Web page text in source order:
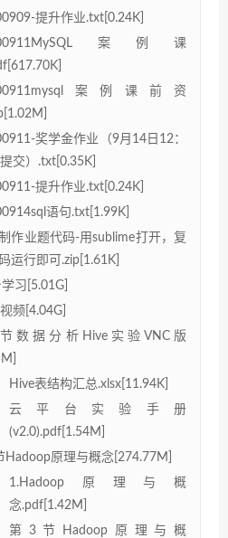
提升作业.txt[0.24K]
案例课
案例课前资
奖学金作业（9月14日12：
交）.txt[0.35K]
提升作业.txt[0.24K]
语句.txt[1.99K]
作业题代码-用sublime打开，复
运行即可.zip[1.61K]
习[5.01G]
频[4.04G]
数据分析Hive实验VNC版
Hive表结构汇总.xlsx[11.94K]
云平台实验手册
(v2.0).pdf[1.54M]
Hadoop原理与概念[274.77M]
1.Hadoop原理与概
念.pdf[1.42M]
第3节Hadoop原理与概